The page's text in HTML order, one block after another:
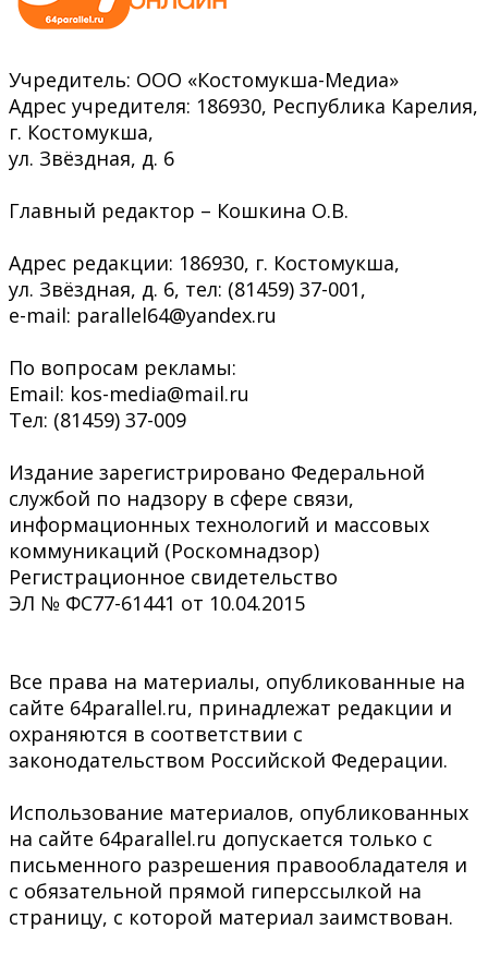
Учредитель: ООО «Костомукша-Медиа»
Адрес учредителя: 186930, Республика Карелия,
г. Костомукша,
ул. Звёздная, д. 6
Главный редактор – Кошкина О.В.
Адрес редакции: 186930, г. Костомукша,
ул. Звёздная, д. 6, тел: (81459) 37-001,
e-mail: parallel64@yandex.ru
По вопросам рекламы:
Email: kos-media@mail.ru
Тел: (81459) 37-009
Издание зарегистрировано Федеральной
службой по надзору в сфере связи,
информационных технологий и массовых
коммуникаций (Роскомнадзор)
Регистрационное свидетельство
ЭЛ № ФС77-61441 от 10.04.2015
Все права на материалы, опубликованные на
сайте 64parallel.ru, принадлежат редакции и
охраняются в соответствии с
законодательством Российской Федерации.
Использование материалов, опубликованных
на сайте 64parallel.ru допускается только с
письменного разрешения правообладателя и
с обязательной прямой гиперссылкой на
страницу, с которой материал заимствован.